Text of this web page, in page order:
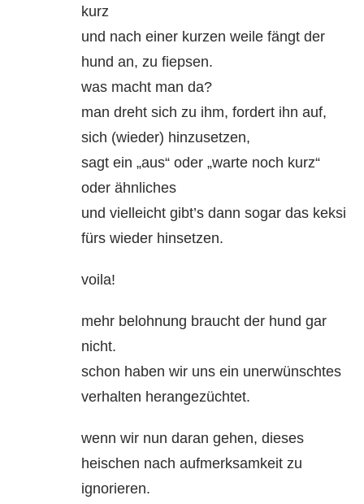
kurz
und nach einer kurzen weile fängt der
hund an, zu fiepsen.
was macht man da?
man dreht sich zu ihm, fordert ihn auf,
sich (wieder) hinzusetzen,
sagt ein „aus“ oder „warte noch kurz“
oder ähnliches
und vielleicht gibt’s dann sogar das keksi
fürs wieder hinsetzen.
voila!
mehr belohnung braucht der hund gar
nicht.
schon haben wir uns ein unerwünschtes
verhalten herangezüchtet.
wenn wir nun daran gehen, dieses
heischen nach aufmerksamkeit zu
ignorieren.